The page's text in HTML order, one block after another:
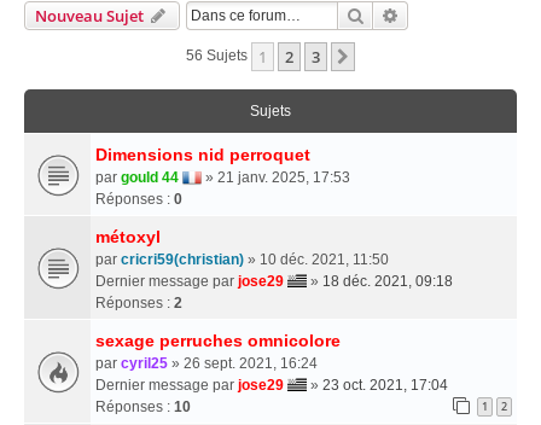
Nouveau Sujet Rechercher
56 Sujets 1 2 3
Sujets
Dimensions nid perroquet
par gould 44
» 21 janv. 2025, 17:53
Réponses : 0
métoxyl
par cricri59(christian) » 10 déc. 2021, 11:50
Dernier message par jose29 » 18 déc. 2021, 09:18
Réponses : 2
sexage perruches omnicolore
par cyril25 » 26 sept. 2021, 16:24
Dernier message par jose29 » 23 oct. 2021, 17:04
Réponses : 10 1 2